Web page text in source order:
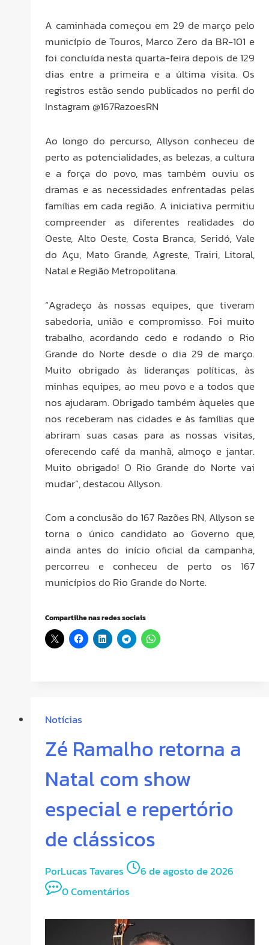
A caminhada começou em 29 de março pelo
município de Touros, Marco Zero da BR-101 e
foi concluída nesta quarta-feira depois de 129
dias entre a primeira e a última visita. Os
registros estão sendo publicados no perfil do
Instagram @167RazoesRN
Ao longo do percurso, Allyson conheceu de
perto as potencialidades, as belezas, a cultura
e a força do povo, mas também ouviu os
dramas e as necessidades enfrentadas pelas
famílias em cada região. A iniciativa permitiu
compreender as diferentes realidades do
Oeste, Alto Oeste, Costa Branca, Seridó, Vale
do Açu, Mato Grande, Agreste, Trairi, Litoral,
Natal e Região Metropolitana.
“Agradeço às nossas equipes, que tiveram
sabedoria, união e compromisso. Foi muito
trabalho, acordando cedo e rodando o Rio
Grande do Norte desde o dia 29 de março.
Muito obrigado às lideranças políticas, às
minhas equipes, ao meu povo e a todos que
nos ajudaram. Obrigado também àqueles que
nos receberam nas cidades e às famílias que
abriram suas casas para as nossas visitas,
oferecendo café da manhã, almoço e jantar.
Muito obrigado! O Rio Grande do Norte vai
mudar”, destacou Allyson.
Com a conclusão do 167 Razões RN, Allyson se
torna o único candidato ao Governo que,
ainda antes do início oficial da campanha,
percorreu e conheceu de perto os 167
municípios do Rio Grande do Norte.
Compartilhe nas redes sociais
Notícias
Zé Ramalho retorna a
Natal com show
especial e repertório
de clássicos
PorLucas Tavares
6 de agosto de 2026
0 Comentários